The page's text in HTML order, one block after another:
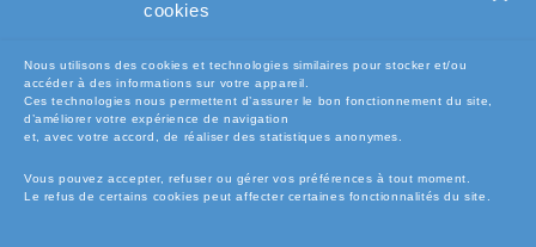
cookies
Nous utilisons des cookies et technologies similaires pour stocker et/ou
accéder à des informations sur votre appareil.
Ces technologies nous permettent d’assurer le bon fonctionnement du site,
d’améliorer votre expérience de navigation
et, avec votre accord, de réaliser des statistiques anonymes.
Vous pouvez accepter, refuser ou gérer vos préférences à tout moment.
Le refus de certains cookies peut affecter certaines fonctionnalités du site.